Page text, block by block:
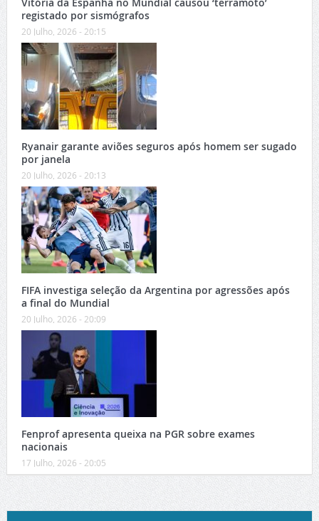
registado por sismógrafos
20 Julho, 2026 - 20:15
Ryanair garante aviões seguros após homem ser sugado
por janela
20 Julho, 2026 - 20:13
FIFA investiga seleção da Argentina por agressões após
a final do Mundial
20 Julho, 2026 - 20:09
Fenprof apresenta queixa na PGR sobre exames
nacionais
17 Julho, 2026 - 20:05